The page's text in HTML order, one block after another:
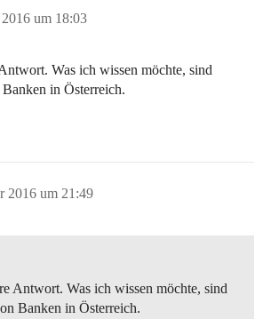
2016 um 18:03
Was ich wissen möchte, sind
in Österreich.
2016 um 21:49
Antwort. Was ich wissen möchte, sind
Banken in Österreich.